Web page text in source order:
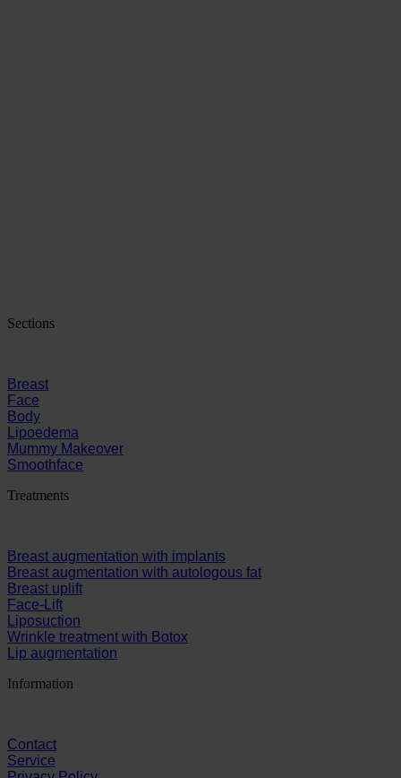
Sections
Breast
Face
Body
Lipoedema
Mummy Makeover
Smoothface
Treatments
Breast augmentation with implants
Breast augmentation with autologous fat
Breast uplift
Face-Lift
Liposuction
Wrinkle treatment with Botox
Lip augmentation
Information
Contact
Service